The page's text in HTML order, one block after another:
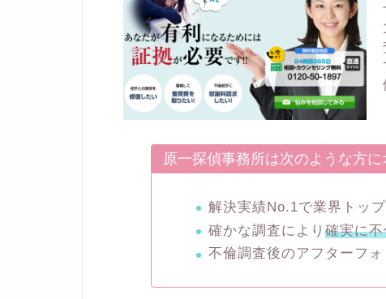
原一探偵事務所は次のような方
解決実績No.1で業界トッ
確かな調査により 確実に
不倫調査後のアフターフ